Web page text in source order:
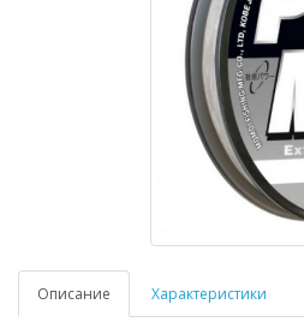
Описание Характеристики